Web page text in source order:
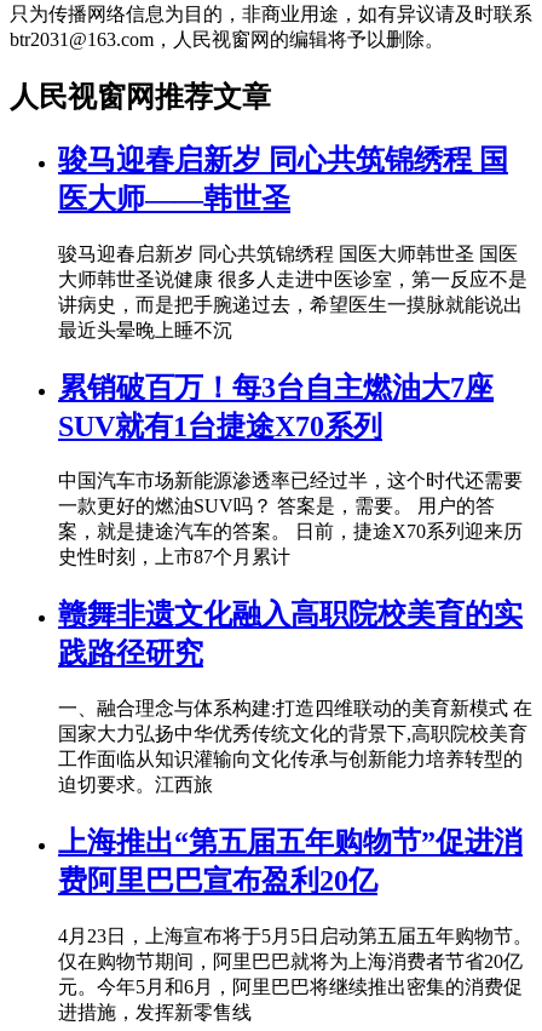
只为传播网络信息为目的，非商业用途，如有异议请及时联系
btr2031@163.com，人民视窗网的编辑将予以删除。
人民视窗网推荐文章
骏马迎春启新岁 同心共筑锦绣程 国
医大师——韩世圣
骏马迎春启新岁 同心共筑锦绣程 国医大师韩世圣 国医
大师韩世圣说健康 很多人走进中医诊室，第一反应不是
讲病史，而是把手腕递过去，希望医生一摸脉就能说出
最近头晕晚上睡不沉
累销破百万！每3台自主燃油大7座
SUV就有1台捷途X70系列
中国汽车市场新能源渗透率已经过半，这个时代还需要
一款更好的燃油SUV吗？ 答案是，需要。 用户的答
案，就是捷途汽车的答案。 日前，捷途X70系列迎来历
史性时刻，上市87个月累计
赣舞非遗文化融入高职院校美育的实
践路径研究
一、融合理念与体系构建:打造四维联动的美育新模式 在
国家大力弘扬中华优秀传统文化的背景下,高职院校美育
工作面临从知识灌输向文化传承与创新能力培养转型的
迫切要求。江西旅
上海推出“第五届五年购物节”促进消
费阿里巴巴宣布盈利20亿
4月23日，上海宣布将于5月5日启动第五届五年购物节。
仅在购物节期间，阿里巴巴就将为上海消费者节省20亿
元。今年5月和6月，阿里巴巴将继续推出密集的消费促
进措施，发挥新零售线